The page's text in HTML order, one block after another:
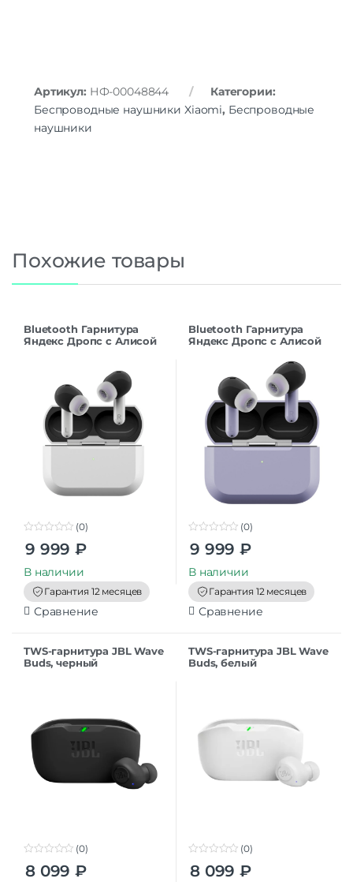
Артикул: НФ-00048844
Категории:
Беспроводные наушники Xiaomi, Беспроводные
наушники
Похожие товары
Bluetooth Гарнитура
Яндекс Дропс с Алисой
o
t
o
f
5
(0)
9 999 ₽
В наличии
Гарантия 12 месяцев
Сравнение
Bluetooth Гарнитура
Яндекс Дропс с Алисой
o
t
o
f
5
(0)
9 999 ₽
В наличии
Гарантия 12 месяцев
Сравнение
TWS-гарнитура JBL Wave
Buds, черный
o
(0)
8 099 ₽
TWS-гарнитура JBL Wave
Buds, белый
o
(0)
8 099 ₽